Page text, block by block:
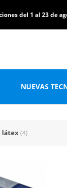
del 1 al 23 de
NUEVAS
látex(4)